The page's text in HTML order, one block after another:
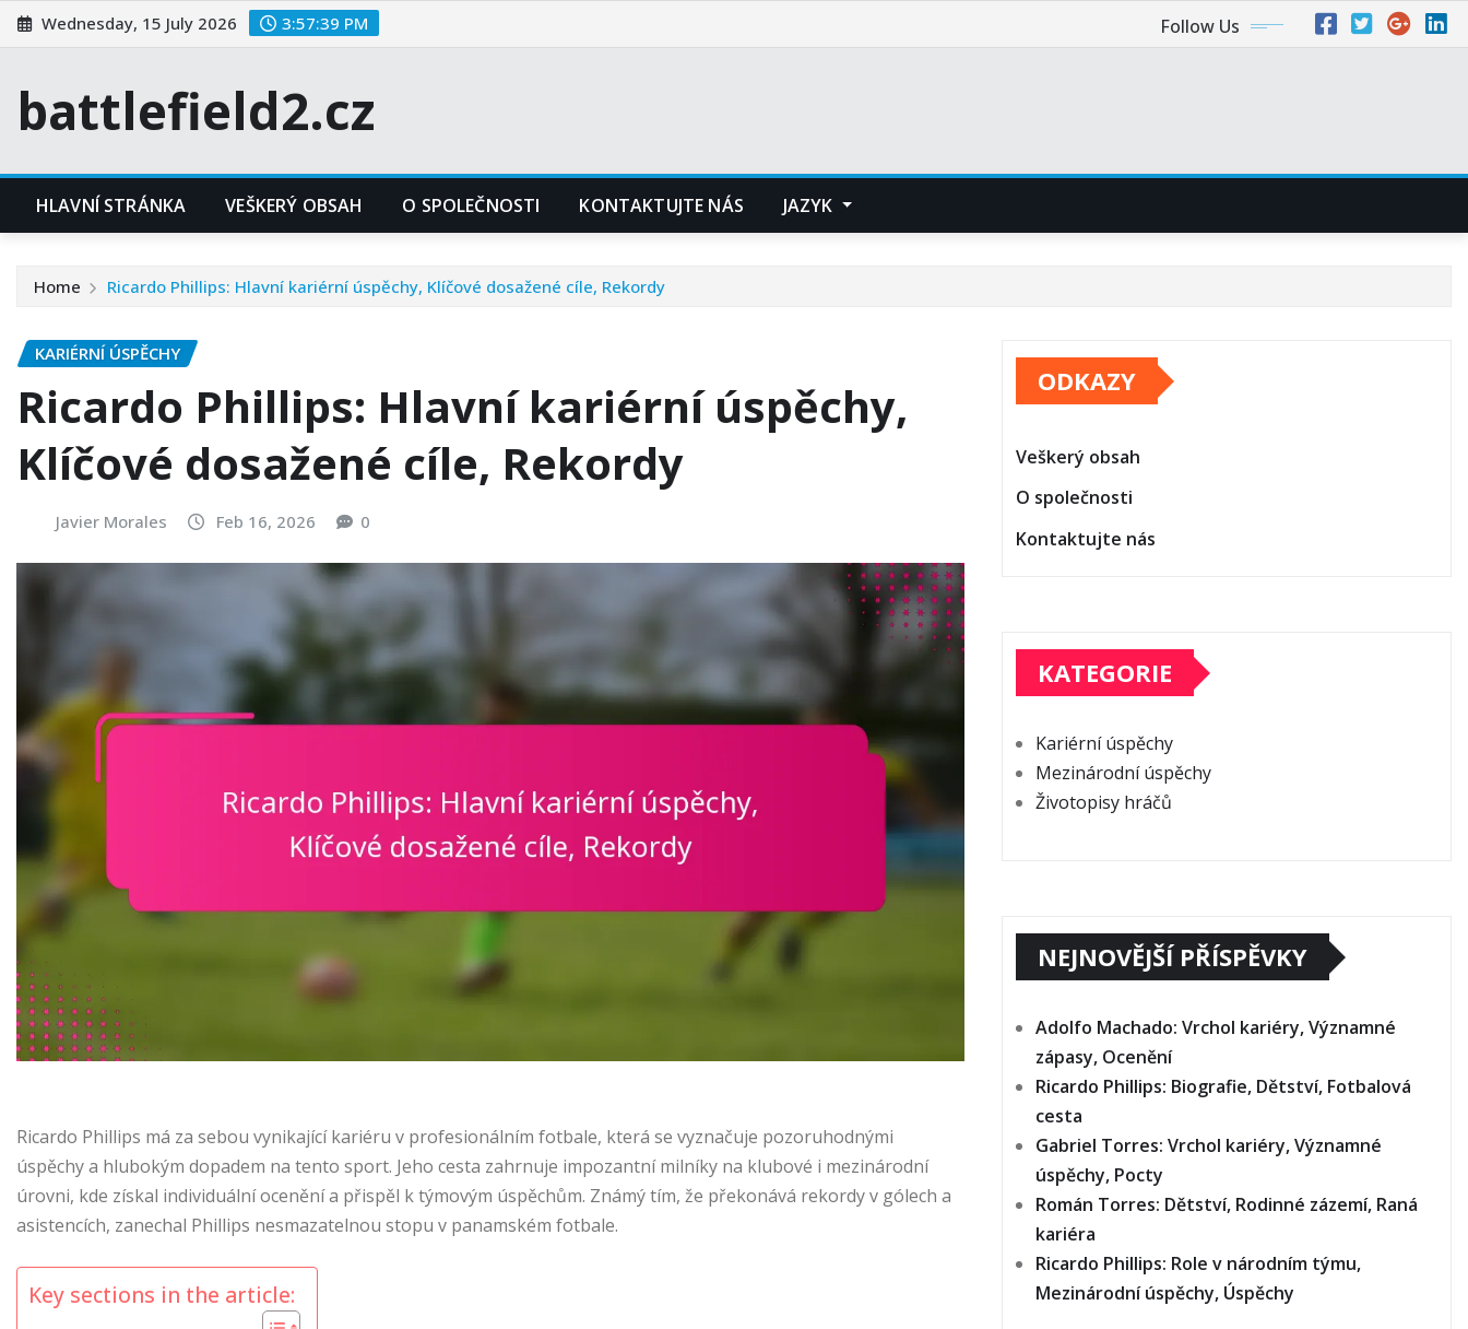
Skip
to
Wednesday, 15 July 2026 3:57:40 PM Follow Us
battlefield2.cz
HLAVNÍ STRÁNKA VEŠKERÝ OBSAH O SPOLEČNOSTI KONTAKTUJTE NÁS JAZYK
Home Ricardo Phillips: Hlavní kariérní úspěchy, Klíčové dosažené cíle, Rekordy
KARIÉRNÍ ÚSPĚCHY
Ricardo Phillips: Hlavní kariérní úspěchy,
Klíčové dosažené cíle, Rekordy
Javier Morales Feb 16, 2026 0
Ricardo Phillips má za sebou vynikající kariéru v profesionálním fotbale, která se vyznačuje pozoruhodnými
úspěchy a hlubokým dopadem na tento sport. Jeho cesta zahrnuje impozantní milníky na klubové i mezinárodní
úrovni, kde získal individuální ocenění a přispěl k týmovým úspěchům. Známý tím, že překonává rekordy v gólech a
asistencích, zanechal Phillips nesmazatelnou stopu v panamském fotbale.
Key sections in the article:
ODKAZY
Veškerý obsah
O společnosti
Kontaktujte nás
KATEGORIE
Kariérní úspěchy
Mezinárodní úspěchy
Životopisy hráčů
NEJNOVĚJŠÍ PŘÍSPĚVKY
Adolfo Machado: Vrchol kariéry, Významné
zápasy, Ocenění
Ricardo Phillips: Biografie, Dětství, Fotbalová
cesta
Gabriel Torres: Vrchol kariéry, Významné
úspěchy, Pocty
Román Torres: Dětství, Rodinné zázemí, Raná
kariéra
Ricardo Phillips: Role v národním týmu,
Mezinárodní úspěchy, Úspěchy